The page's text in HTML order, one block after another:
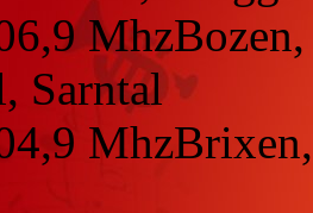
Mhz
Sarntal
Mhz